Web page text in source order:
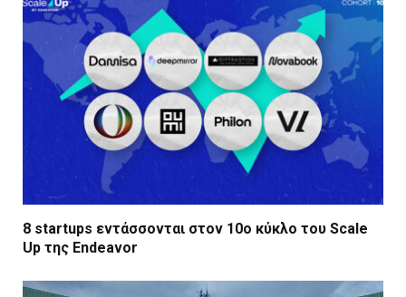
8 startups εντάσσονται στον 10ο κύκλο του Scale
Up της Endeavor